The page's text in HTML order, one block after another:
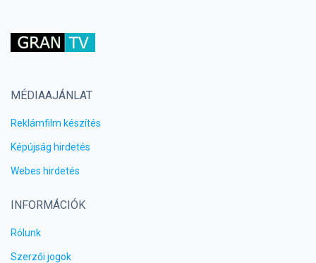
MÉDIAAJÁNLAT
Reklámfilm készítés
Képújság hirdetés
Webes hirdetés
INFORMÁCIÓK
Rólunk
Szerzői jogok